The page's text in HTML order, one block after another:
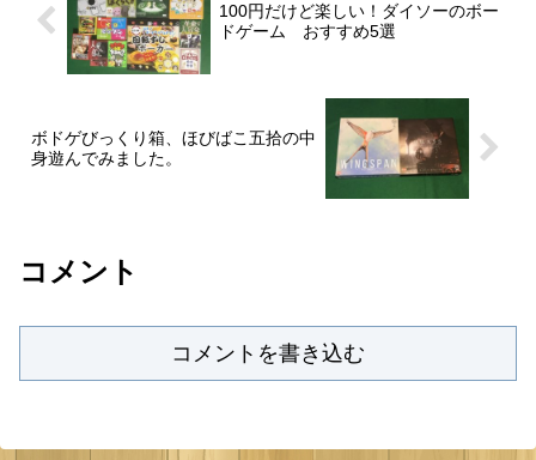
100円だけど楽しい！ダイソーのボー
ドゲーム おすすめ5選
ボドゲびっくり箱、ほびばこ五拾の中
身遊んでみました。
コメント
コメントを書き込む